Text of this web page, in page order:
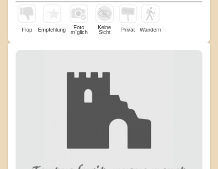
Flop Empfehlung
Foto
m¨glich
Keine
Sicht
Privat Wandern